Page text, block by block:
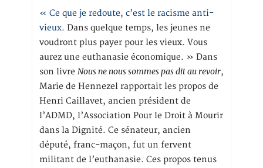
« Ce que je redoute, c’est le racisme anti-
vieux. Dans quelque temps, les jeunes ne
voudront plus payer pour les vieux. Vous
aurez une euthanasie économique. » Dans
son livre Nous ne nous sommes pas dit au revoir,
Marie de Hennezel rapportait les propos de
Henri Caillavet, ancien président de
l’ADMD, l’Association Pour le Droit à Mourir
dans la Dignité. Ce sénateur, ancien
député, franc-maçon, fut un fervent
militant de l’euthanasie. Ces propos tenus